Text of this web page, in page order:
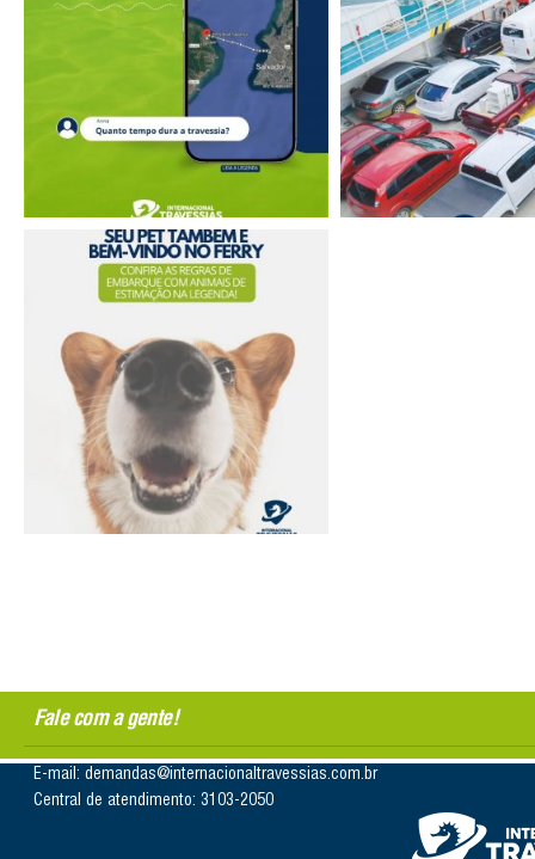
Fale com a gente!
E-mail: demandas@internacionaltravessias.com.br
Central de atendimento: 3103-2050